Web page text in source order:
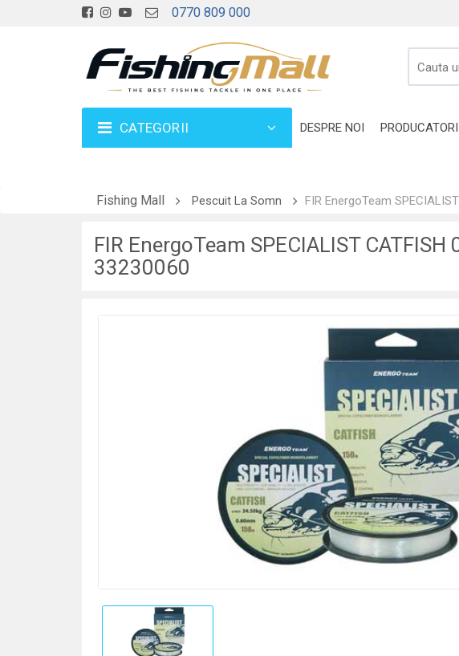
0770 809 000
CATEGORII DESPRE NOI PRODUCATORI
Fishing Mall Pescuit La Somn FIR EnergoTeam
FIR EnergoTeam SPECIALIST
33230060